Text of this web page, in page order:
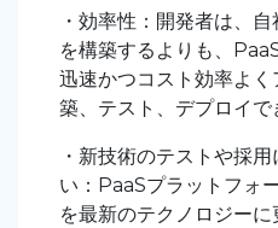
・効率性：開発者は、
を構築するよりも、
迅速かつコスト効率よ
築、テスト、デプロイで
・新技術のテストや採
い：PaaSプラットフォ
を最新のテクノロジー